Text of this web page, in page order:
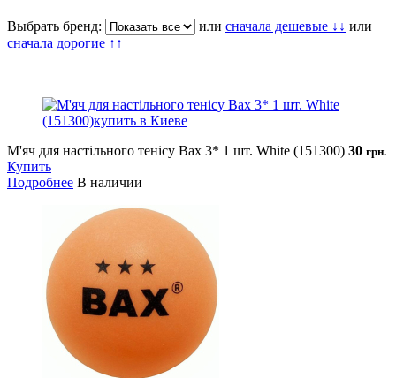
Выбрать бренд: или сначала дешевые ↓↓ или
сначала дорогие ↑↑
М'яч для настільного тенісу Bax 3* 1 шт. White (151300) 30 грн.
Купить
Подробнее В наличии